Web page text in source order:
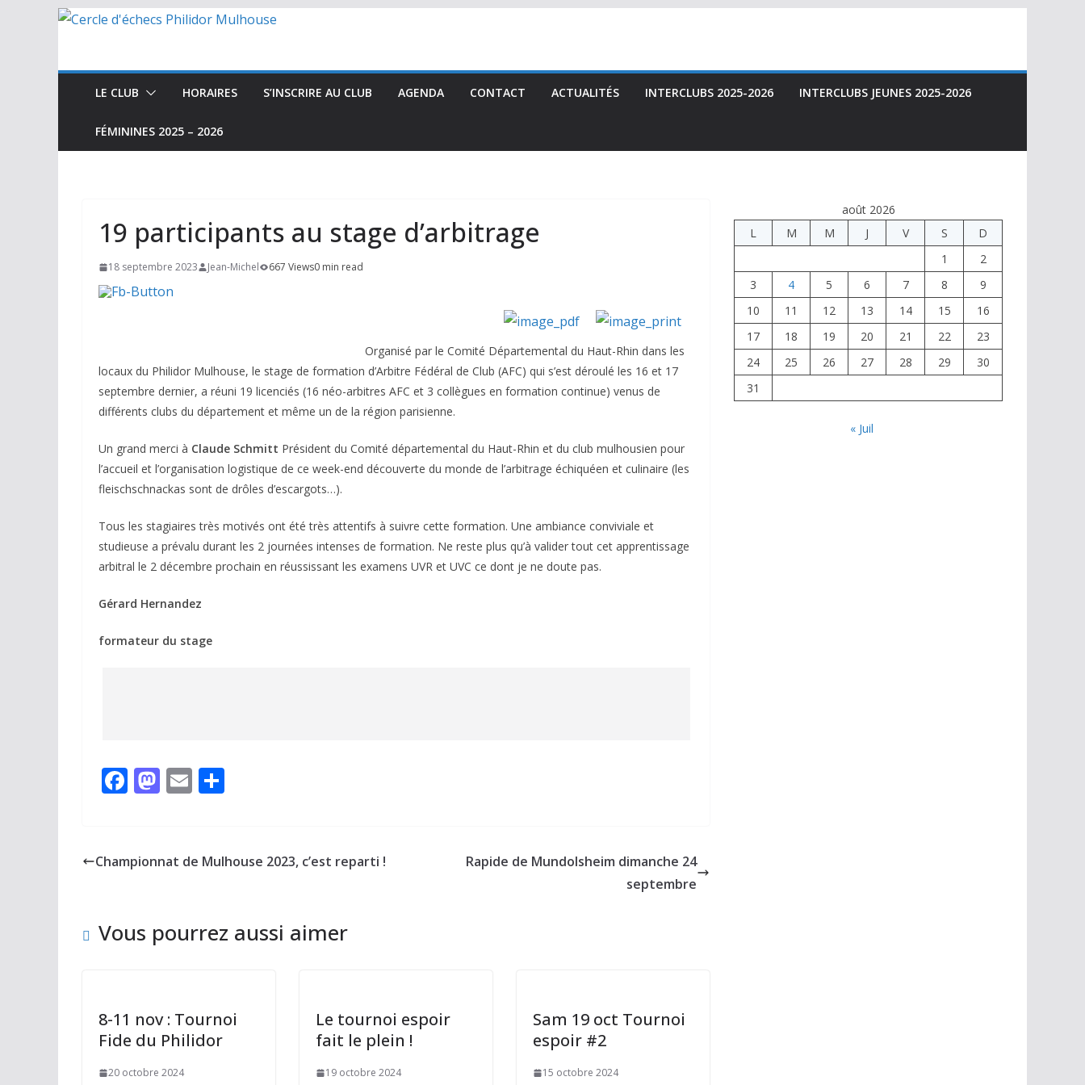
Passer
LE CLUB HORAIRES S’INSCRIRE AU CLUB AGENDA CONTACT ACTUALITÉS INTERCLUBS 2025-2026 INTERCLUBS JEUNES 2025-2026
FÉMININES 2025 – 2026
19 participants au stage d’arbitrage
18 septembre 2023 Jean-Michel 667 Views0 min read
Organisé par le Comité Départemental du Haut-Rhin dans les
locaux du Philidor Mulhouse, le stage de formation d’Arbitre Fédéral de Club (AFC) qui s’est déroulé les 16 et 17
septembre dernier, a réuni 19 licenciés (16 néo-arbitres AFC et 3 collègues en formation continue) venus de
différents clubs du département et même un de la région parisienne.
Un grand merci à Claude Schmitt Président du Comité départemental du Haut-Rhin et du club mulhousien pour
l’accueil et l’organisation logistique de ce week-end découverte du monde de l’arbitrage échiquéen et culinaire (les
fleischschnackas sont de drôles d’escargots…).
Tous les stagiaires très motivés ont été très attentifs à suivre cette formation. Une ambiance conviviale et
studieuse a prévalu durant les 2 journées intenses de formation. Ne reste plus qu’à valider tout cet apprentissage
arbitral le 2 décembre prochain en réussissant les examens UVR et UVC ce dont je ne doute pas.
Gérard Hernandez
formateur du stage
F
b
k
M
d
E
l g
Championnat de Mulhouse 2023, c’est reparti !
Rapide de Mundolsheim dimanche 24
septembre
Vous pourrez aussi aimer
8-11 nov : Tournoi
Fide du Philidor
20 octobre 2024
Le tournoi espoir
fait le plein !
19 octobre 2024
Sam 19 oct Tournoi
espoir #2
15 octobre 2024
août 2026
L
M M J V S
D
1
2
3
4 5 6 7 8
9
10
11 12 13 14 15
16
17
18 19 20 21 22
23
24
25 26 27 28 29
30
31
« Juil